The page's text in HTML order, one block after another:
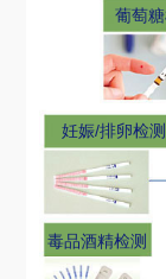
妊娠/排卵检测
葡萄
毒品酒精检测